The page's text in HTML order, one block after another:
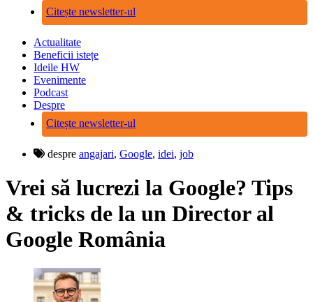
Citește newsletter-ul
Actualitate
Beneficii istețe
Ideile HW
Evenimente
Podcast
Despre
Citește newsletter-ul
despre angajari, Google, idei, job
Vrei să lucrezi la Google? Tips
& tricks de la un Director al
Google România